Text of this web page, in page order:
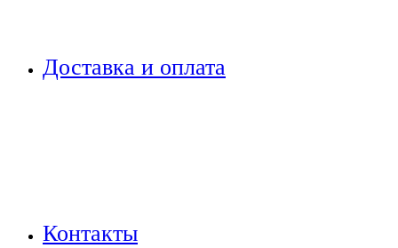
Доставка и оплата
Контакты